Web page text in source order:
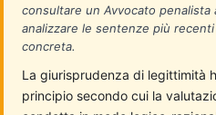
consultare un Avvocato penalista
analizzare le sentenze più
concreta.
La giurisprudenza di legittimità
principio secondo cui la